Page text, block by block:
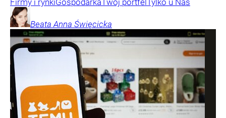
Firmy i rynkiGospodarkaTwój portfel Tylko u Nas
Beata Anna Święcicka